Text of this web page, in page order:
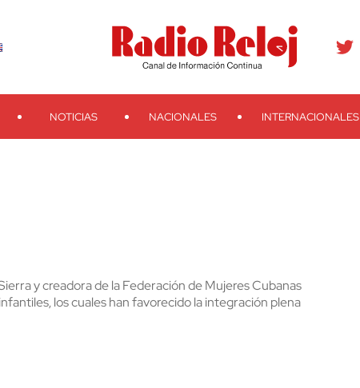
TelegramTeveo Ivoox RSS Search
NOTICIAS NACIONALES INTERNACIONALES
y creadora de la Federación de Mujeres Cubanas
los cuales han favorecido la integración plena